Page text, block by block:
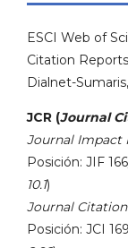
ESCI Web of
Citation
Dialnet-
JCR (Journal
Journal Impact
Posición: JIF
10.1)
Journal
Posición: JCI